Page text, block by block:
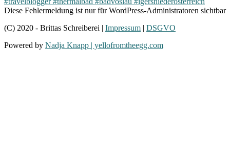
Diese Fehlermeldung ist nur für WordPress-Administratoren sichtbar
(C) 2020 - Brittas Schreiberei | Impressum | DSGVO
Powered by Nadja Knapp | yellofromtheegg.com